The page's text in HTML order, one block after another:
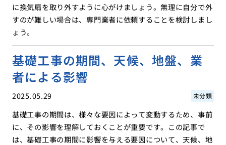
に換気扇を取り外すように心がけましょう。無理に自分で外
すのが難しい場合は、専門業者に依頼することを検討しまし
ょう。
基礎工事の期間、天候、地盤、業
者による影響
2025.05.29 未分類
基礎工事の期間は、様々な要因によって変動するため、事前
に、その影響を理解しておくことが重要です。この記事で
は、基礎工事の期間に影響を与える要因について、天候、地